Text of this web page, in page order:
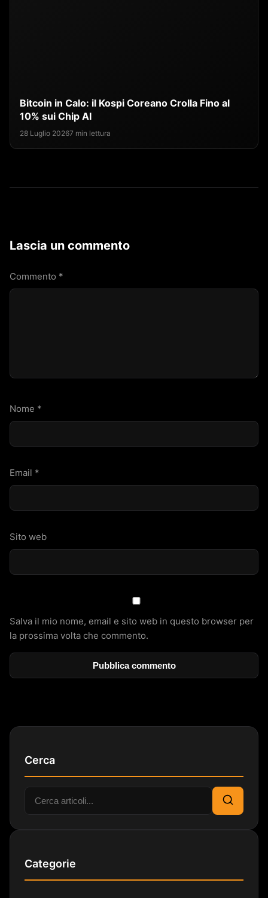
Bitcoin in Calo: il Kospi Coreano Crolla Fino al
10% sui Chip AI
28 Luglio 20267 min lettura
Lascia un commento
Commento *
Nome *
Email *
Sito web
Salva il mio nome, email e sito web in questo browser per
la prossima volta che commento.
Cerca
Cerca:
Cerca
Categorie